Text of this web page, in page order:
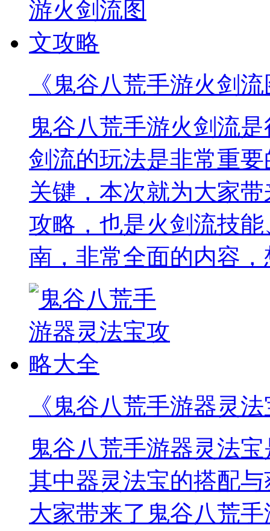
《鬼谷八荒手游火剑
鬼谷八荒手游火剑流
剑流的玩法是非常重
关键，本次就为大家
攻略，也是火剑流技
南，非常全面的内容
《鬼谷八荒手游器灵
鬼谷八荒手游器灵法
其中器灵法宝的搭配
大家带来了鬼谷八荒